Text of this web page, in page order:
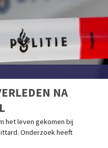
NA
het leven gekomen bij
Onderzoek heeft